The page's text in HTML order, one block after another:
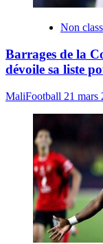
Non
Barrages de la
dévoile sa liste
MaliFootball 21 mars